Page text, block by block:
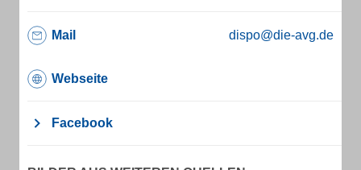
Mail dispo@die-avg.de
Webseite
Facebook